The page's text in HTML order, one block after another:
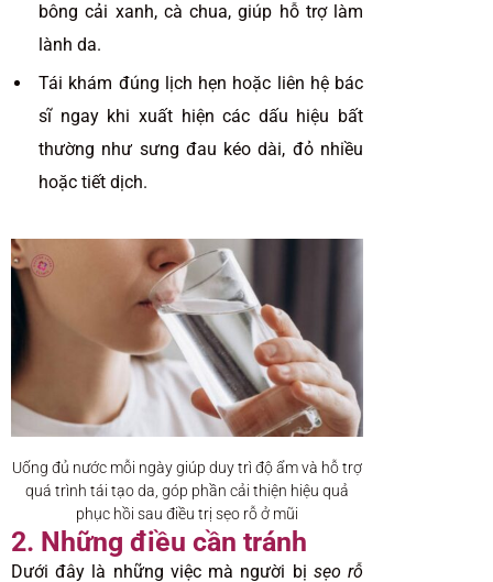
bông cải xanh, cà chua, giúp hỗ trợ làm
lành da.
Tái khám đúng lịch hẹn hoặc liên hệ bác
sĩ ngay khi xuất hiện các dấu hiệu bất
thường như sưng đau kéo dài, đỏ nhiều
hoặc tiết dịch.
Uống đủ nước mỗi ngày giúp duy trì độ ẩm và hỗ trợ
quá trình tái tạo da, góp phần cải thiện hiệu quả
phục hồi sau điều trị sẹo rỗ ở mũi
2. Những điều cần tránh
Dưới đây là những việc mà người bị sẹo rỗ